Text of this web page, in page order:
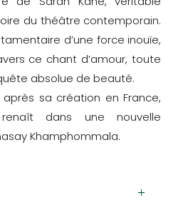
du théâtre contemporain.
d’une force inouïe,
ce chant d’amour, toute
absolue de beauté.
sa création en France,
dans une nouvelle
Khamphommala.